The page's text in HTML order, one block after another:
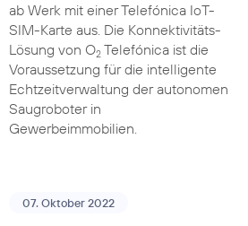
ab Werk mit einer Telefónica IoT-
SIM-Karte aus. Die Konnektivitäts-
Lösung von O2Telefónica ist die
Voraussetzung für die intelligente
Echtzeitverwaltung der autonomen
Saugroboter in
Gewerbeimmobilien.
07. Oktober 2022